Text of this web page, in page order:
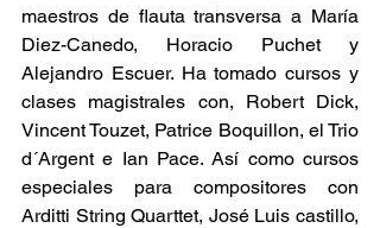
maestros de flauta transversa a María
Diez-Canedo, Horacio Puchet y
Alejandro Escuer. Ha tomado cursos y
clases magistrales con, Robert Dick,
Vincent Touzet, Patrice Boquillon, el Trio
d´Argent e Ian Pace. Así como cursos
especiales para compositores con
Arditti String Quarttet, José Luis castillo,